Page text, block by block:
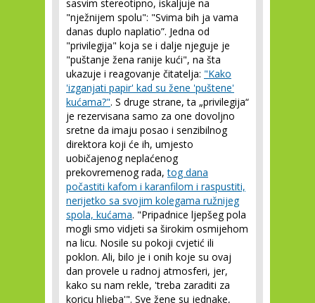
sasvim stereotipno, iskaljuje na
"nježnijem spolu": "Svima bih ja vama
danas duplo naplatio”. Jedna od
"privilegija" koja se i dalje njeguje je
"puštanje žena ranije kući", na šta
ukazuje i reagovanje čitatelja: "Kako
'izganjati papir' kad su žene 'puštene'
kućama?". S druge strane, ta „privilegija“
je rezervisana samo za one dovoljno
sretne da imaju posao i senzibilnog
direktora koji će ih, umjesto
uobičajenog neplaćenog
prekovremenog rada,tog dana
počastiti kafom i karanfilom i raspustiti,
nerijetko sa svojim kolegama ružnijeg
spola, kućama. "Pripadnice ljepšeg pola
mogli smo vidjeti sa širokim osmijehom
na licu. Nosile su pokoji cvjetić ili
poklon. Ali, bilo je i onih koje su ovaj
dan provele u radnoj atmosferi, jer,
kako su nam rekle, 'treba zaraditi za
koricu hljeba'". Sve žene su jednake,